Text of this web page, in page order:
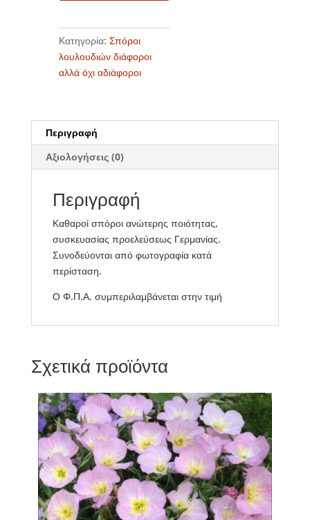
ποσότητα
Κατηγορία: Σπόροι
λουλουδιών διάφοροι
αλλά όχι αδιάφοροι
Περιγραφή
Αξιολογήσεις (0)
Περιγραφή
Καθαροί σπόροι ανώτερης ποιότητας,
συσκευασίας προελεύσεως Γερμανίας.
Συνοδεύονται από φωτογραφία κατά
περίσταση.
Ο Φ.Π.Α. συμπεριλαμβάνεται στην τιμή
Σχετικά προϊόντα